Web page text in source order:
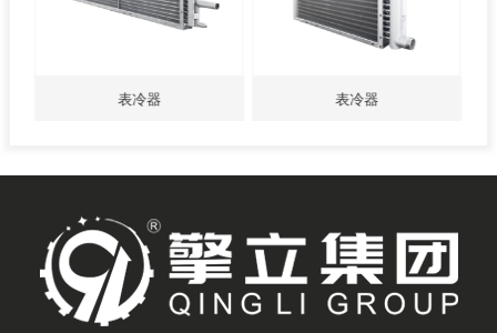
表冷器 表冷器